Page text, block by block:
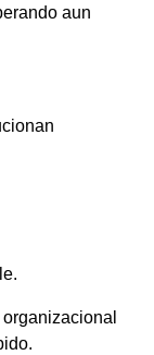
aun